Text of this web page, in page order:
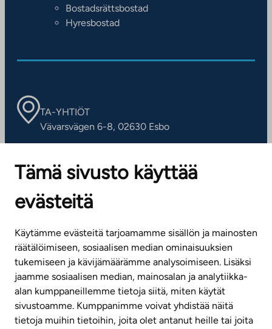
Tämä sivusto käyttää
evästeitä
Käytämme evästeitä tarjoamamme sisällön ja mainosten
räätälöimiseen, sosiaalisen median ominaisuuksien
tukemiseen ja kävijämäärämme analysoimiseen. Lisäksi
jaamme sosiaalisen median, mainosalan ja analytiikka-
alan kumppaneillemme tietoja siitä, miten käytät
sivustoamme. Kumppanimme voivat yhdistää näitä
tietoja muihin tietoihin, joita olet antanut heille tai joita
Bostadsrättsbostad
Hyresbostad
TA-YHTIÖT
Vävarsvägen 6-8, 02630 Esbo
Kontaktinformation
KUNDSERVICE
(vardagar kl. 8–16)
info@ta.fi
Nyhetsbrev (på finska)